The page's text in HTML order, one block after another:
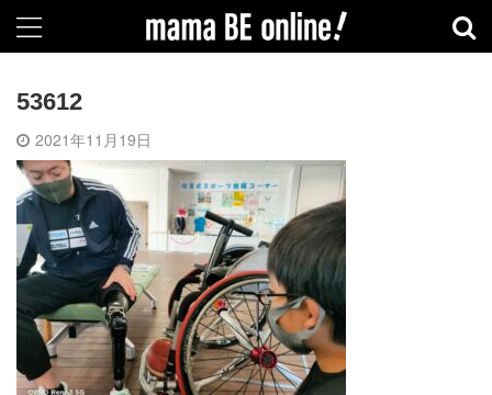
53612
2021年11月19日